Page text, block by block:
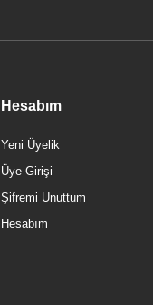
Hesabım
Yeni Üyelik
Üye Girişi
Şifremi Unuttum
Hesabım